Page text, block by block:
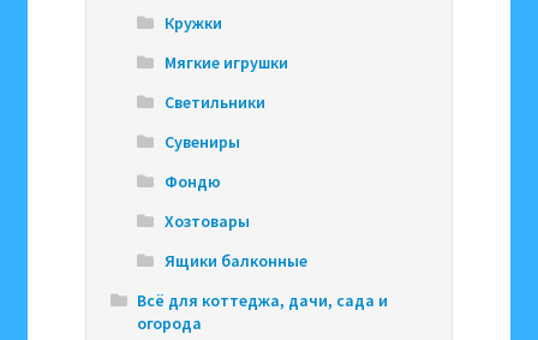
Кружки
Мягкие игрушки
Светильники
Сувениры
Фондю
Хозтовары
Ящики балконные
Всё для коттеджа, дачи, сада и
огорода